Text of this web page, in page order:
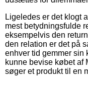
Ligeledes er det klogt
mest betydningsfulde
eksempelvis den
den relation er det på
enhver tid gemmer sin
kunne bevise købet af
søger et produkt til en